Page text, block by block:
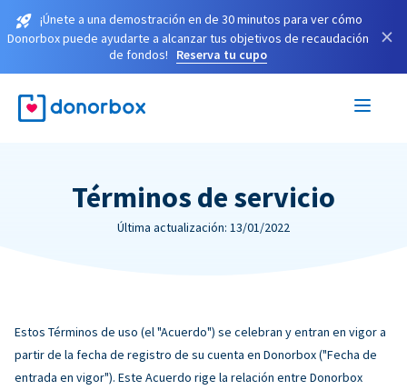
¡Únete a una demostración en de 30 minutos para ver cómo
Donorbox puede ayudarte a alcanzar tus objetivos de recaudación
de fondos!
Reserva tu cupo
×
Términos de servicio
Última actualización: 13/01/2022
Estos Términos de uso (el "Acuerdo") se celebran y entran en vigor a
partir de la fecha de registro de su cuenta en Donorbox ("Fecha de
entrada en vigor"). Este Acuerdo rige la relación entre Donorbox